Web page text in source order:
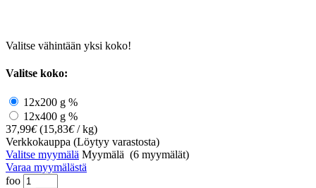
Valitse vähintään yksi koko!
Valitse koko:
12x200 g %
12x400 g %
37,99€ (15,83€/ kg)
Verkkokauppa (Löytyy varastosta)
Valitse myymälä Myymälä (6 myymälät)
Varaa myymälästä
foo